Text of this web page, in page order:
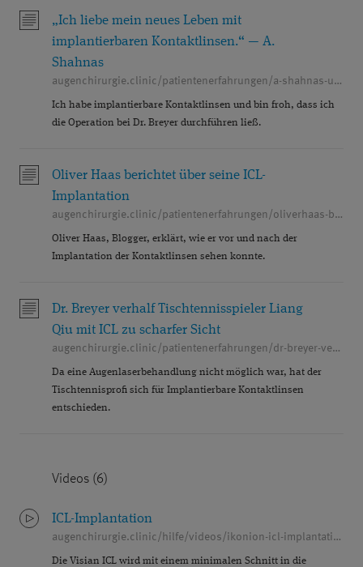
MAKULAZENTRUM MEDIENBERICHTE
MEDIKAMENTENINJEKTIONEN
MINIMALINVASIVE GLAUKOMCHIRURGIE (MIGS)
MONOVISION MULTIFOKALLINSEN
NETZHAUT
PEER-REVIEWED PREMIUMEYES
PREMIUMLINSEN PRESBYEYES
REFRAKTIVE CHIRURGIE SEHFEHLER
SMILE® SOZIALES ENGAGEMENT
STELLENANGEBOTE TROCKENES AUGE
„Ich liebe mein neues Leben mit
implantierbaren Kontaktlinsen.“ — A.
Shahnas
augenchirurgie.clinic/patientenerfahrungen/a-shahnas-ueber-ihre-erfahrungen-mit-implantierbaren-kontaktlinsen
Ich habe implantierbare Kontaktlinsen und bin froh, dass ich
die Operation bei Dr. Breyer durchführen ließ.
Oliver Haas berichtet über seine ICL-
Implantation
augenchirurgie.clinic/patientenerfahrungen/oliverhaas-berichtet-ueber-seine-icl-implantation
Oliver Haas, Blogger, erklärt, wie er vor und nach der
Implantation der Kontaktlinsen sehen konnte.
Dr. Breyer verhalf Tischtennisspieler Liang
Qiu mit ICL zu scharfer Sicht
augenchirurgie.clinic/patientenerfahrungen/dr-breyer-verhalf-tischtennisspieler-liang-qiu-zu-scharfer-sicht
Da eine Augenlaserbehandlung nicht möglich war, hat der
Tischtennisprofi sich für Implantierbare Kontaktlinsen
entschieden.
Videos (6)
ICL-Implantation
augenchirurgie.clinic/hilfe/videos/ikonion-icl-implantation
Die Visian ICL wird mit einem minimalen Schnitt in die